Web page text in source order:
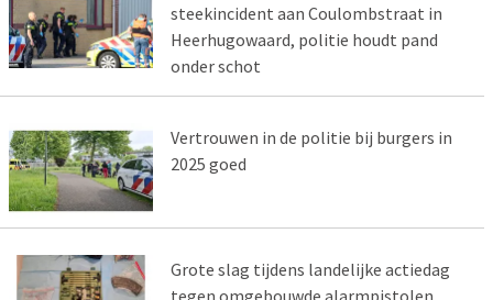
steekincident aan Coulombstraat in
Heerhugowaard, politie houdt pand
onder schot
Vertrouwen in de politie bij burgers in
2025 goed
Grote slag tijdens landelijke actiedag